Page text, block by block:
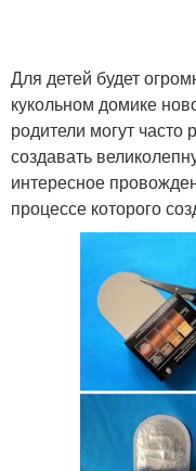
Для детей будет
кукольном домике
родители могут часто
создавать
интересное
процессе которого